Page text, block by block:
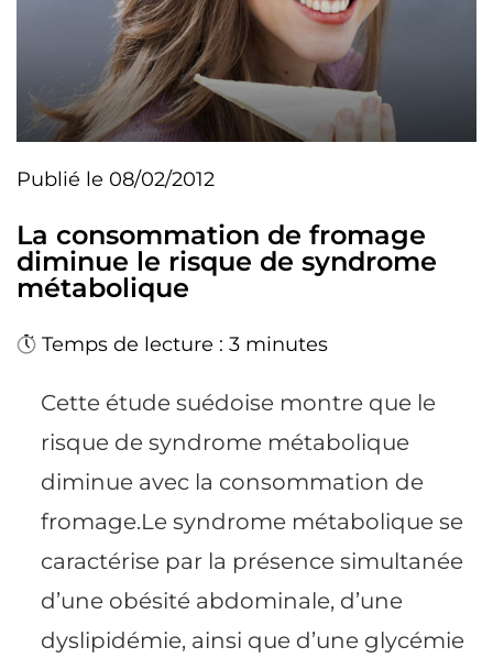
Publié le 08/02/2012
La consommation de fromage
diminue le risque de syndrome
métabolique
Temps de lecture : 3 minutes
Cette étude suédoise montre que le
risque de syndrome métabolique
diminue avec la consommation de
fromage.Le syndrome métabolique se
caractérise par la présence simultanée
d’une obésité abdominale, d’une
dyslipidémie, ainsi que d’une glycémie